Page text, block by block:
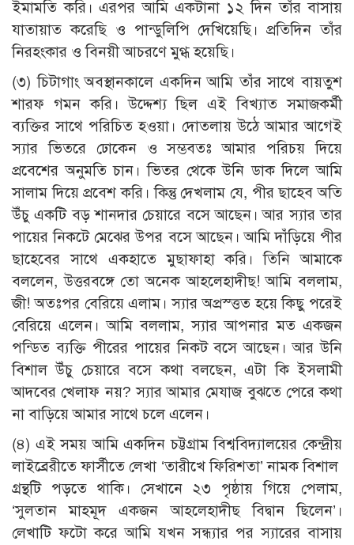
ইমামতি করি। এরপর আমি একটানা ১২ দিন তাঁর বাসায়
যাতায়াত করেছি ও পান্ডুলিপি দেখিয়েছি। প্রতিদিন তাঁর
নিরহংকার ও বিনয়ী আচরণে মুগ্ধ হয়েছি।
(৩) চিটাগাং অবস্থানকালে একদিন আমি তাঁর সাথে বায়তুশ
শারফ গমন করি। উদ্দেশ্য ছিল এই বিখ্যাত সমাজকর্মী
ব্যক্তির সাথে পরিচিত হওয়া। দোতলায় উঠে আমার আগেই
স্যার ভিতরে ঢোকেন ও সম্ভবতঃ আমার পরিচয় দিয়ে
প্রবেশের অনুমতি চান। ভিতর থেকে উনি ডাক দিলে আমি
সালাম দিয়ে প্রবেশ করি। কিন্তু দেখলাম যে, পীর ছাহেব অতি
উঁচু একটি বড় শানদার চেয়ারে বসে আছেন। আর স্যার তার
পায়ের নিকটে মেঝের উপর বসে আছেন। আমি দাঁড়িয়ে পীর
ছাহেবের সাথে একহাতে মুছাফাহা করি। তিনি আমাকে
বললেন, উত্তরবঙ্গে তো অনেক আহলেহাদীছ! আমি বললাম,
জী! অতঃপর বেরিয়ে এলাম। স্যার অপ্রস্ত্তত হয়ে কিছু পরেই
বেরিয়ে এলেন। আমি বললাম, স্যার আপনার মত একজন
পন্ডিত ব্যক্তি পীরের পায়ের নিকট বসে আছেন। আর উনি
বিশাল উঁচু চেয়ারে বসে কথা বলছেন, এটা কি ইসলামী
আদবের খেলাফ নয়? স্যার আমার মেযাজ বুঝতে পেরে কথা
না বাড়িয়ে আমার সাথে চলে এলেন।
(৪) এই সময় আমি একদিন চট্টগ্রাম বিশ্ববিদ্যালয়ের কেন্দ্রীয়
লাইব্রেরীতে ফার্সীতে লেখা ‘তারীখে ফিরিশতা’ নামক বিশাল
গ্রন্থটি পড়তে থাকি। সেখানে ২৩ পৃষ্ঠায় গিয়ে পেলাম,
‘সুলতান মাহমূদ একজন আহলেহাদীছ বিদ্বান ছিলেন’।
লেখাটি ফটো করে আমি যখন সন্ধ্যার পর স্যারের বাসায়